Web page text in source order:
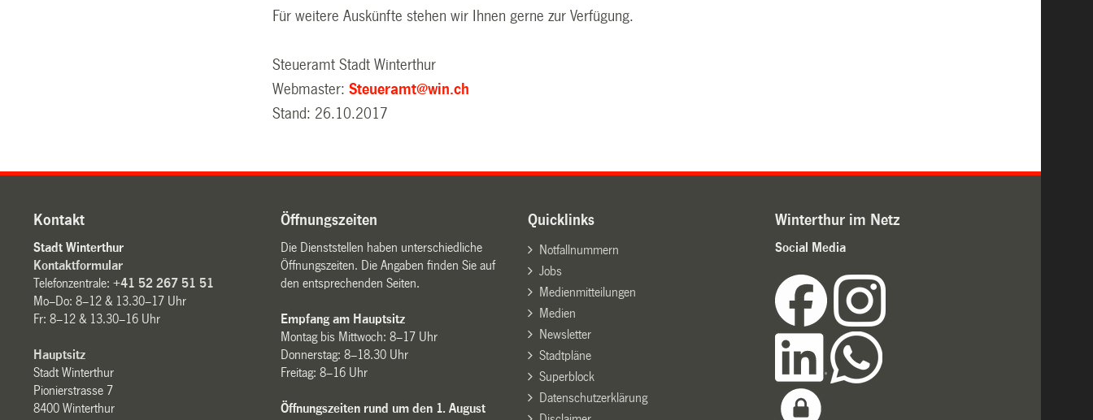
Für weitere Auskünfte stehen wir Ihnen gerne zur Verfügung.
Steueramt Stadt Winterthur
Webmaster:Steueramt@win.ch
Stand: 26.10.2017
Kontakt
Stadt Winterthur
Kontaktformular
Telefonzentrale:+41 52 267 51 51
Mo–Do: 8–12 & 13.30–17 Uhr
Fr: 8–12 & 13.30–16 Uhr
Hauptsitz
Stadt Winterthur
Pionierstrasse 7
8400 Winterthur
Öffnungszeiten
Die Dienststellen haben unterschiedliche
Öffnungszeiten. Die Angaben finden Sie auf
den entsprechenden Seiten.
Empfang am Hauptsitz
Montag bis Mittwoch: 8–17 Uhr
Donnerstag: 8–18.30 Uhr
Freitag: 8–16 Uhr
Öffnungszeiten rund um den 1. August
Quicklinks
Notfallnummern
Jobs
Medienmitteilungen
Medien
Newsletter
Stadtpläne
Superblock
Datenschutzerklärung
Winterthur im Netz
Social Media